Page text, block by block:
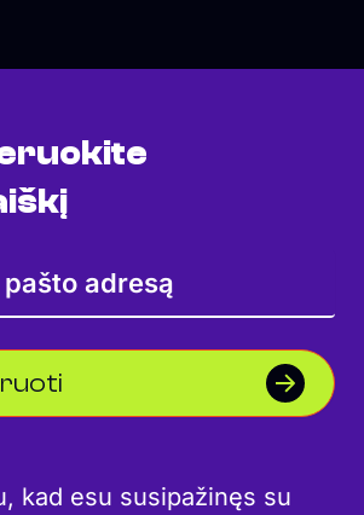
kad esu susipažinęs su